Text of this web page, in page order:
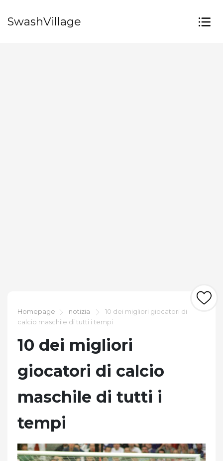
SwashVillage
Homepage notizia
10 dei migliori giocatori di
calcio maschile di tutti i tempi
10 dei migliori
giocatori di calcio
maschile di tutti i
tempi